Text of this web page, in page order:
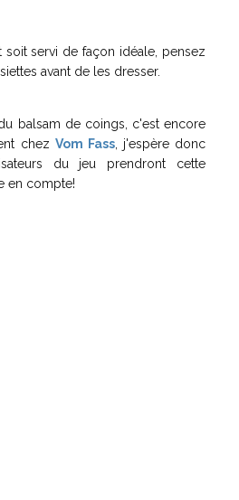
soit servi de façon idéale, pensez
avant de les dresser.
balsam de coings, c'est encore
chez Vom Fass, j'espère donc
du jeu prendront cette
en compte!